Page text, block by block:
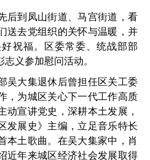
到凤山街道、马宫街道，看
送去党组织的关怀与温暖，并
祝福。区委常委、统战部部
义参加慰问活动。
大集退休后曾担任区关工委
，为城区关心下一代工作高质
动宣讲党史，深耕本土发展，
发展史》主编，立足音乐特长
本土歌曲。在吴大集家中，肖
近年来城区经济社会发展取得